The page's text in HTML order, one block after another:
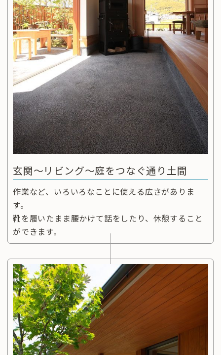
玄関～リビング～庭をつなぐ通り土間
作業など、いろいろなことに使える広さがありま
す。
靴を履いたまま腰かけて話をしたり、休憩すること
ができます。